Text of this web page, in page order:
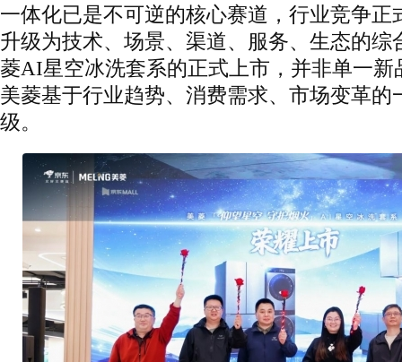
一体化已是不可逆的核心赛道，行业竞争正
升级为技术、场景、渠道、服务、生态的综
菱AI星空冰洗套系的正式上市，并非单一新
美菱基于行业趋势、消费需求、市场变革的
级。